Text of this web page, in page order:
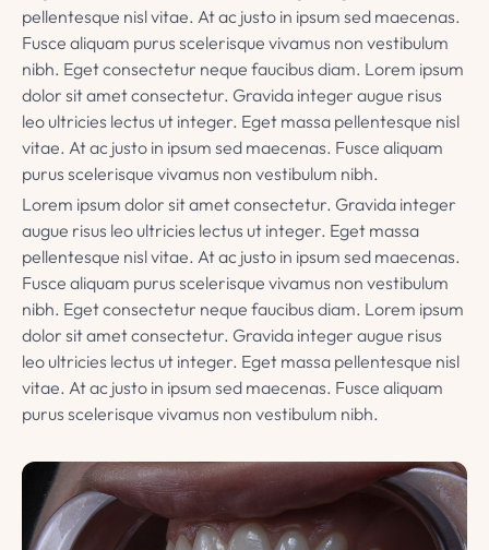
pellentesque nisl vitae. At ac justo in ipsum sed maecenas.
Fusce aliquam purus scelerisque vivamus non vestibulum
nibh. Eget consectetur neque faucibus diam. Lorem ipsum
dolor sit amet consectetur. Gravida integer augue risus
leo ultricies lectus ut integer. Eget massa pellentesque nisl
vitae. At ac justo in ipsum sed maecenas. Fusce aliquam
purus scelerisque vivamus non vestibulum nibh.
Lorem ipsum dolor sit amet consectetur. Gravida integer
augue risus leo ultricies lectus ut integer. Eget massa
pellentesque nisl vitae. At ac justo in ipsum sed maecenas.
Fusce aliquam purus scelerisque vivamus non vestibulum
nibh. Eget consectetur neque faucibus diam. Lorem ipsum
dolor sit amet consectetur. Gravida integer augue risus
leo ultricies lectus ut integer. Eget massa pellentesque nisl
vitae. At ac justo in ipsum sed maecenas. Fusce aliquam
purus scelerisque vivamus non vestibulum nibh.